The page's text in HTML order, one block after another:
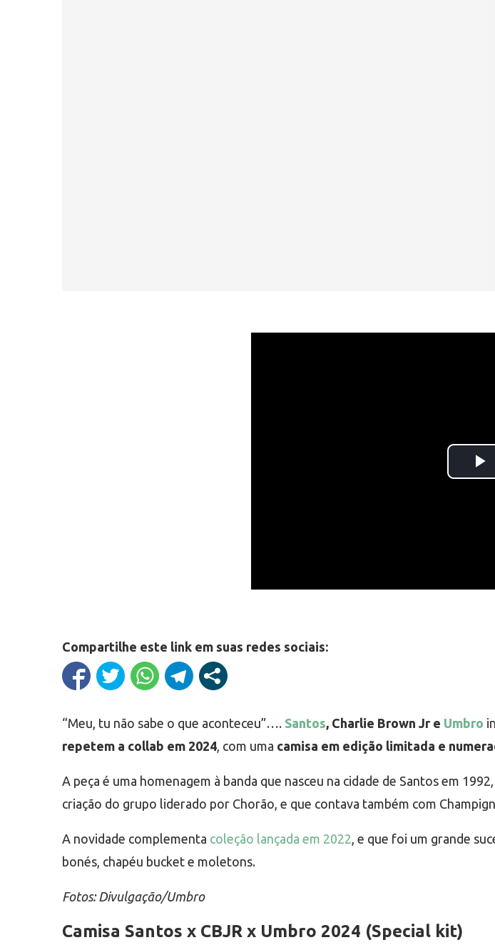
Compartilhe este link em suas redes sociais:
“Meu, tu não sabe o que aconteceu”…. Santos, Charlie Brown Jr e Umbro
repetem a collab em 2024, com uma camisa em edição limitada e
A peça é uma homenagem à banda que nasceu na cidade de Santos em
criação do grupo liderado por Chorão, e que contava também com
A novidade complementa coleção lançada em 2022, e que foi um grande
bonés, chapéu bucket e moletons.
Fotos: Divulgação/Umbro
Camisa Santos x CBJR x Umbro 2024 (Special kit)